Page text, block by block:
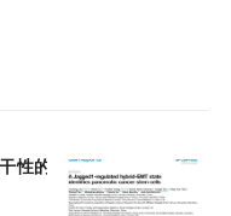
性的偶联机制：Jagged1